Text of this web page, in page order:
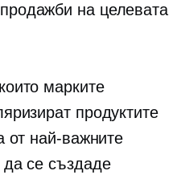
на целевата
марките
продуктите
от най-важните
се създаде